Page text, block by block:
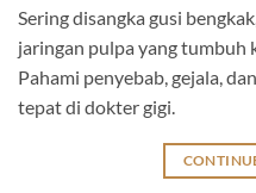
Sering disangka gusi
jaringan pulpa yang tumbuh
Pahami penyebab, gejala,
tepat di dokter gigi.